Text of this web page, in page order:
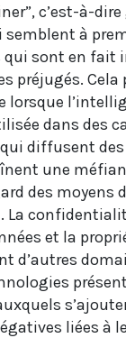
c’est-à-dire
à
sont en fait
préjugés. Cela
lorsque
dans des
diffusent des
une
des moyens
et la
d’autres
liées à